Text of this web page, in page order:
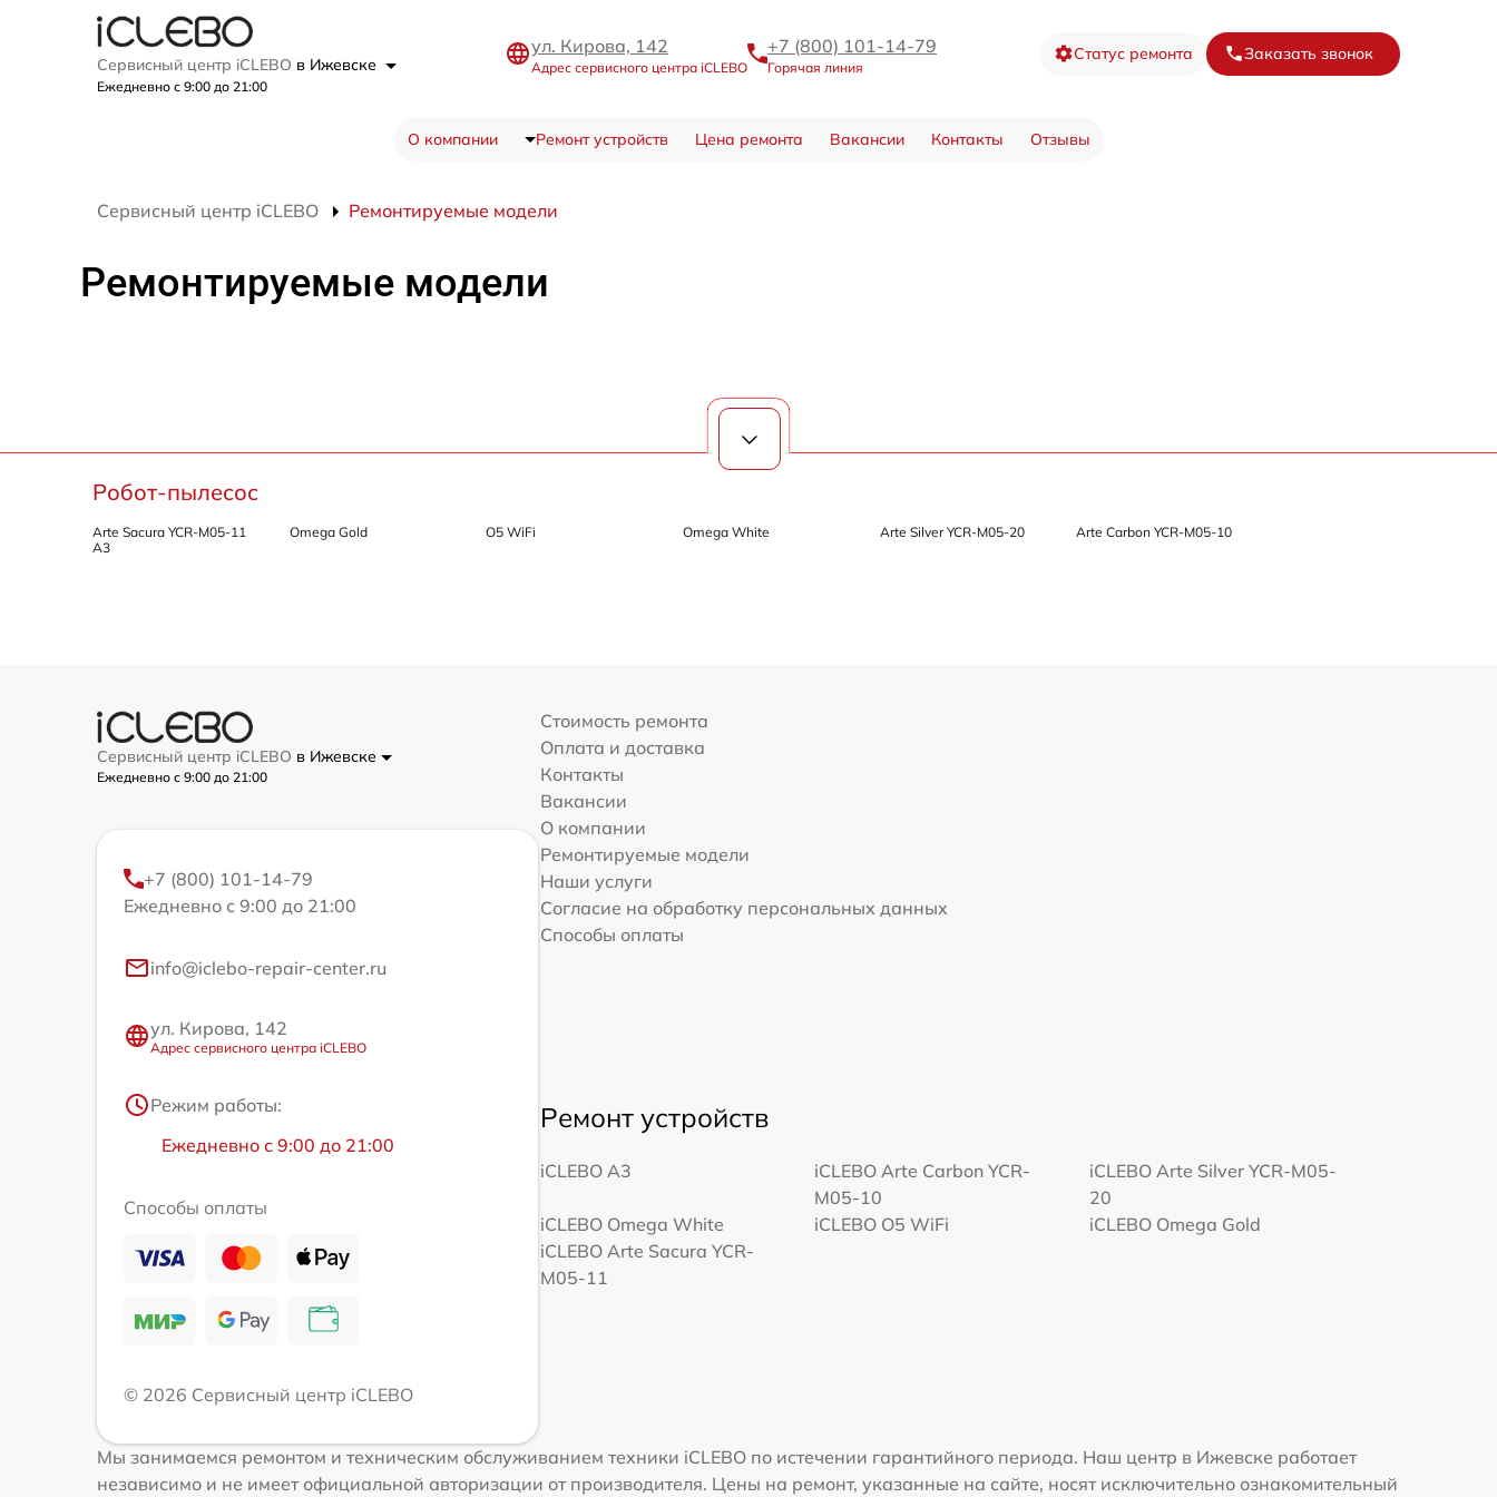
Сервисный центр iCLEBO в Ижевске
Ежедневно с 9:00 до 21:00
ул. Кирова, 142
Адрес сервисного центра iCLEBO
+7 (800) 101-14-79
Горячая линия
Статус ремонта Заказать звонок
О компании Ремонт устройств Цена ремонта Вакансии Контакты Отзывы
Сервисный центр iCLEBO Ремонтируемые модели
Ремонтируемые модели
Робот-пылесос
Arte Sacura YCR-M05-11 Omega Gold O5 WiFi Omega White Arte Silver YCR-M05-20
Arte Carbon YCR-M05-10
A3
Сервисный центр iCLEBO в Ижевске
Ежедневно с 9:00 до 21:00
+7 (800) 101-14-79
Ежедневно с 9:00 до 21:00
info@iclebo-repair-center.ru
ул. Кирова, 142
Адрес сервисного центра iCLEBO
Режим работы:
Ежедневно с 9:00 до 21:00
Способы оплаты
© 2026 Сервисный центр iCLEBO
Стоимость ремонта
Оплата и доставка
Контакты
Вакансии
О компании
Ремонтируемые модели
Наши услуги
Согласие на обработку персональных данных
Способы оплаты
Ремонт устройств
iCLEBO A3
iCLEBO Arte Carbon YCR-
M05-10
iCLEBO Arte Silver YCR-M05-
20
iCLEBO Omega White
iCLEBO O5 WiFi
iCLEBO Omega Gold
iCLEBO Arte Sacura YCR-
M05-11
Мы занимаемся ремонтом и техническим обслуживанием техники iCLEBO по истечении гарантийного периода. Наш центр в Ижевске работает
независимо и не имеет официальной авторизации от производителя. Цены на ремонт, указанные на сайте, носят исключительно ознакомительный